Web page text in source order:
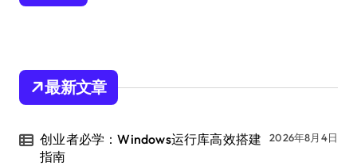
最新文章
创业者必学：Windows运行库高效搭建
指南
2026年8月4日